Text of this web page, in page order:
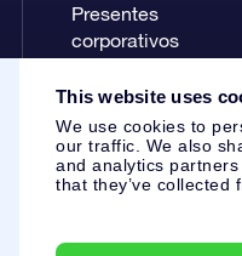
This website uses
We use cookies to
our traffic. We also
and analytics
that they’ve collected
Presentes
corporativos